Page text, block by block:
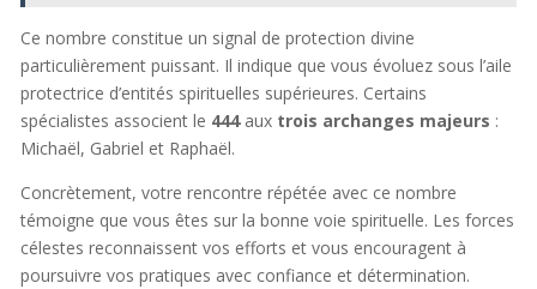
Ce nombre constitue un signal de protection divine
particulièrement puissant. Il indique que vous évoluez sous l’aile
protectrice d’entités spirituelles supérieures. Certains
spécialistes associent le 444aux trois archanges majeurs :
Michaël, Gabriel et Raphaël.
Concrètement, votre rencontre répétée avec ce nombre
témoigne que vous êtes sur la bonne voie spirituelle. Les forces
célestes reconnaissent vos efforts et vous encouragent à
poursuivre vos pratiques avec confiance et détermination.